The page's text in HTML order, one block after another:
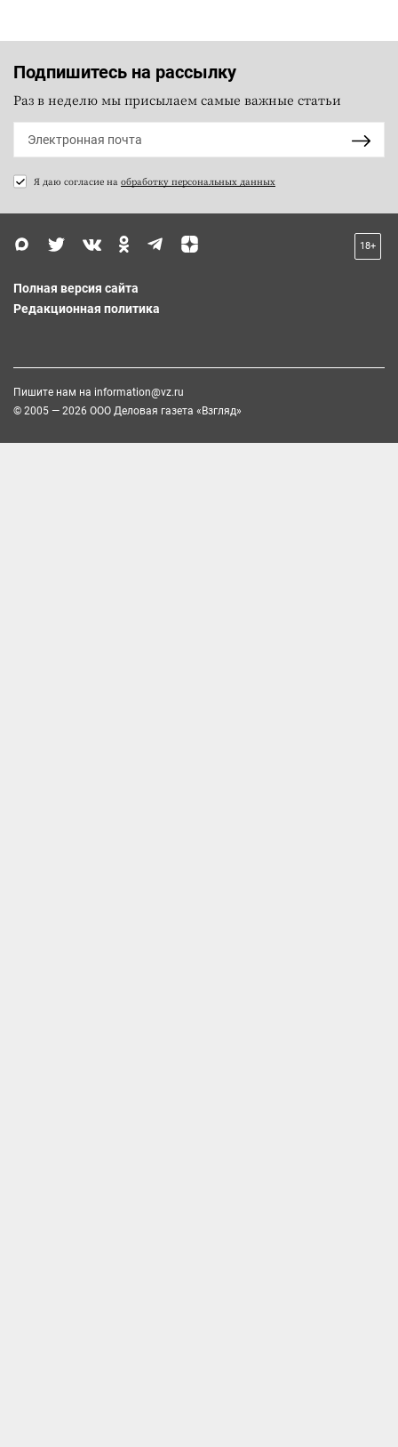
Подпишитесь на рассылку
Раз в неделю мы присылаем самые важные статьи
Я даю согласие на обработку персональных данных
18+
Полная версия сайта
Редакционная политика
Пишите нам на information@vz.ru
© 2005 — 2026 ООО Деловая газета «Взгляд»